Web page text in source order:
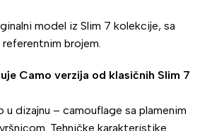
model iz Slim 7 kolekcije, sa
brojem.
Camo verzija od klasičnih Slim 7
u dizajnu – camouflage sa plamenim
Tehničke karakteristike